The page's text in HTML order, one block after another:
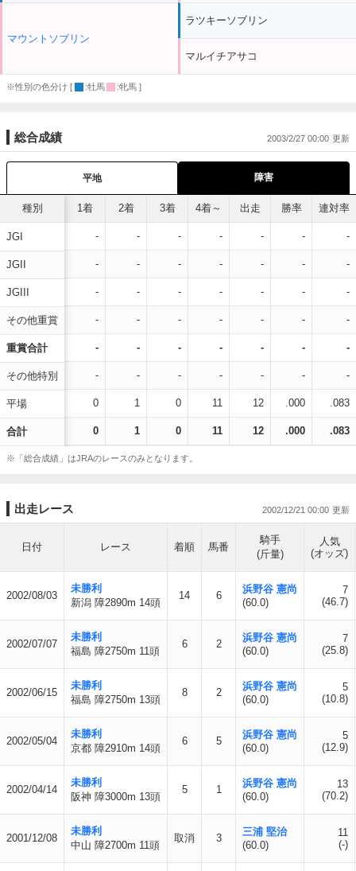
マウントソブリン
ラツキーソブリン
マルイチアサコ
※性別の色分け [ :牡馬 :牝馬 ]
総合成績 2003/2/27 00:00
平地 障害
種別
JGI
JGII
JGIII
その他重賞
重賞合計
その他特別
平場
合計
1着 2着 3着 4着～ 出走 勝率 連対率
- - - - - - -
- - - - - - -
- - - - - - -
- - - - - - -
- - - - - - -
- - - - - - -
0 1 0 11 12 .000 .083
0 1 0 11 12 .000 .083
※「総合成績」はJRAのレースのみとなります。
出走レース 2002/12/21 00:00
日付 レース 着順 馬番
騎手
(斤量)
人気
(オッズ)
2002/08/03
未勝利
新潟 障2890m 14頭
14 6
浜野谷 憲尚
(60.0)
7
(46.7)
2002/07/07
未勝利
福島 障2750m 11頭
6 2
浜野谷 憲尚
(60.0)
7
(25.8)
2002/06/15
未勝利
福島 障2750m 13頭
8 2
浜野谷 憲尚
(60.0)
5
(10.8)
2002/05/04
未勝利
京都 障2910m 14頭
6 5
浜野谷 憲尚
(60.0)
5
(12.9)
2002/04/14
未勝利
阪神 障3000m 13頭
5 1
浜野谷 憲尚
(60.0)
13
(70.2)
2001/12/08
未勝利
中山 障2700m 11頭
取消 3
三浦 堅治
(60.0)
11
(-)